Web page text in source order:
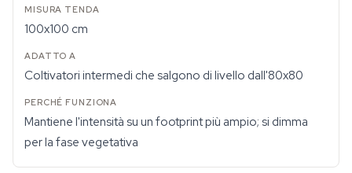
100x100 cm
Coltivatori intermedi che salgono di livello dall'80x80
Mantiene l'intensità su un footprint più ampio; si dimma
per la fase vegetativa